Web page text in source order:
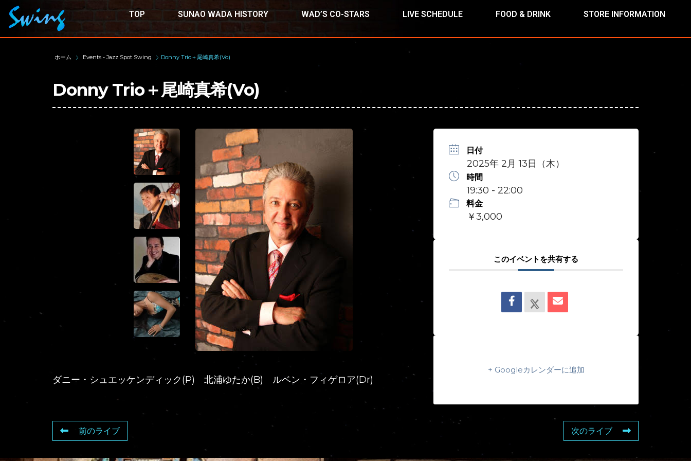
TOP SUNAO WADA HISTORY WAD’S CO-STARS LIVE SCHEDULE FOOD & DRINK STORE INFORMATION
ホーム Events - Jazz Spot Swing Donny Trio＋尾崎真希(Vo)
Donny Trio＋尾崎真希(Vo)
ダニー・シュエッケンディック(P) 北浦ゆたか(B) ルベン・フィゲロア(Dr)
日付
2025年 2月 13日（木）
時間
19:30 - 22:00
料金
￥3,000
このイベントを共有する
+ Googleカレンダーに追加
前のライブ 次のライブ